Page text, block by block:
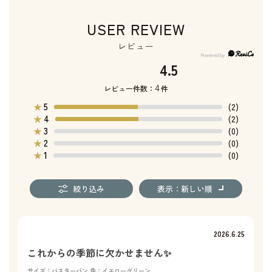
USER REVIEW
レビュー
4.5
レビュー件数： 4件
★5
(2)
★ 4
(2)
★3
(0)
★2
(0)
★1 (0)
絞り込み 表示：新しい順
2026.6.25
これからの季節に欠かせません✨